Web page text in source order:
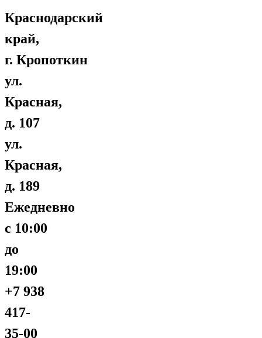
Краснодарский
край,
г. Кропоткин
ул.
Красная,
д. 107
ул.
Красная,
д. 189
Ежедневно
с 10:00
до
19:00
+7 938
417-
35-00